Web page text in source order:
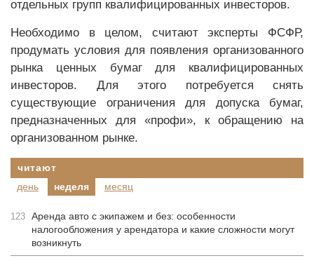
отдельных групп квалифицированных инвесторов.
Необходимо в целом, считают эксперты ФСФР,
продумать условия для появления организованного
рынка ценных бумаг для квалифицированных
инвесторов. Для этого потребуется снять
существующие ограничения для допуска бумаг,
предназначенных для «профи», к обращению на
организованном рынке.
читают
день
неделя месяц
123 Аренда авто с экипажем и без: особенности
налогообложения у арендатора и какие сложности могут
возникнуть